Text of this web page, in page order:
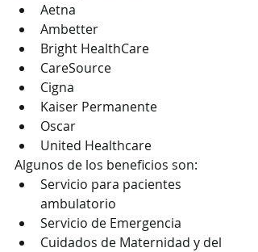
Aetna
Ambetter
Bright HealthCare
CareSource
Cigna
Kaiser Permanente
Oscar
United Healthcare
Algunos de los beneficios son:
Servicio para pacientes
ambulatorio
Servicio de Emergencia
Cuidados de Maternidad y del